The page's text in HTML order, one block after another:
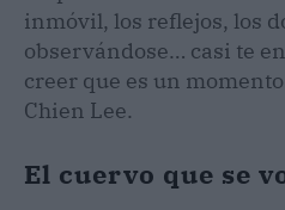
inmóvil, los reflejos, los
observándose… casi te
creer que es un
Chien Lee.
El cuervo que se